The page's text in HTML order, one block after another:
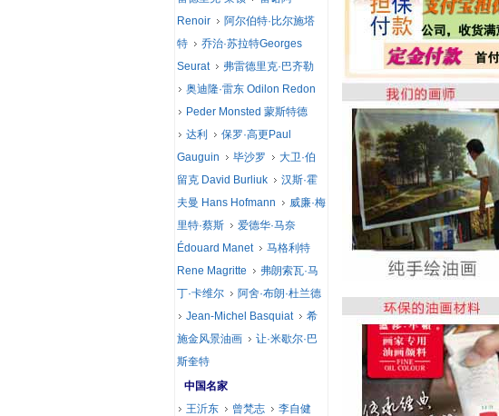
Renoir
阿尔伯特·比尔施塔
特
乔治·苏拉特Georges
Seurat
弗雷德里克·巴齐勒
奥迪隆·雷东 Odilon Redon
Peder Monsted 蒙斯特德
达利
保罗·高更Paul
Gauguin
毕沙罗
大卫·伯
留克 David Burliuk
汉斯·霍
夫曼 Hans Hofmann
威廉·梅
里特·蔡斯
爱德华·马奈
Édouard Manet
马格利特
Rene Magritte
弗朗索瓦·马
丁·卡维尔
阿舍·布朗·杜兰德
Jean-Michel Basquiat
希
施金风景油画
让·米歇尔·巴
斯奎特
中国名家
王沂东
曾梵志
李自健